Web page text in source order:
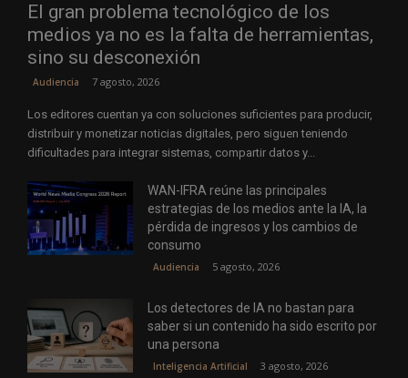
El gran problema tecnológico de los
medios ya no es la falta de herramientas,
sino su desconexión
Audiencia 7 agosto, 2026
Los editores cuentan ya con soluciones suficientes para producir,
distribuir y monetizar noticias digitales, pero siguen teniendo
dificultades para integrar sistemas, compartir datos y...
WAN-IFRA reúne las principales
estrategias de los medios ante la IA, la
pérdida de ingresos y los cambios de
consumo
Audiencia 5 agosto, 2026
Los detectores de IA no bastan para
saber si un contenido ha sido escrito por
una persona
Inteligencia Artificial 3 agosto, 2026